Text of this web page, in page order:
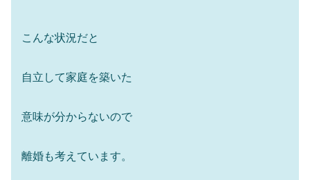
こんな状況だと
自立して家庭を築いた
意味が分からないので
離婚も考えています。